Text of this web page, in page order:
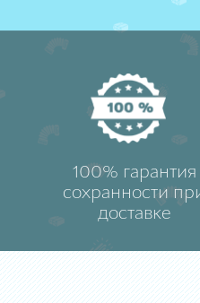
100% гарантия
сохранности
доставке